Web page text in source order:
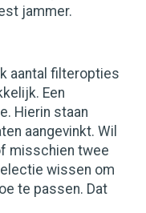
jammer.
aantal filteropties
Een
Hierin staan
aangevinkt. Wil
misschien twee
wissen om
te passen. Dat